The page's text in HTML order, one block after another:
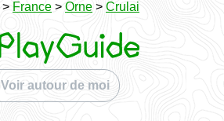
> France > Orne > Crulai
Voir autour de moi